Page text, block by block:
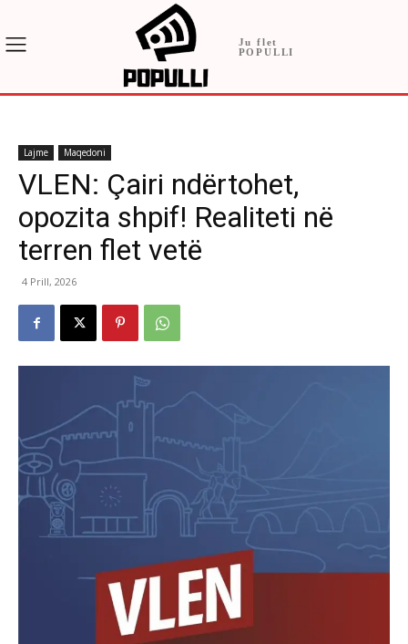
Ju flet
POPULLI
Lajme Maqedoni
VLEN: Çairi ndërtohet,
opozita shpif! Realiteti në
terren flet vetë
4 Prill, 2026